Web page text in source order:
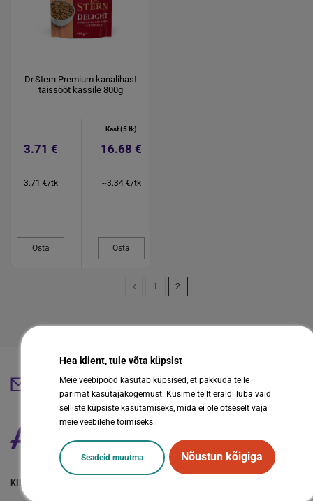
Dr.Stern Premium kanalihast
täissööt kassile 800g
3.71 €
3.71 €/tk
Osta
Kast (5 tk)
16.68 €
~3.34 €/tk
Osta
1 2
abestore@abestore.ee
KIIRVIITED
Hea klient, tule võta küpsist
Meie veebipood kasutab küpsised, et pakkuda teile
parimat kasutajakogemust. Küsime teilt eraldi luba vaid
selliste küpsiste kasutamiseks, mida ei ole otseselt vaja
meie veebilehe toimiseks.
Seadeid muutma Nõustun kõigiga